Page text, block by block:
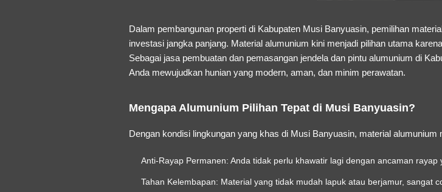
Dalam pembangunan properti di Kabupaten Musi Banyuasin, pemilihan
investasi jangka panjang. Material alumunium kini menjadi pilihan utama
Sebagai jasa pembuatan dan pemasangan jendela dan pintu alumunium di
Anda mewujudkan hunian yang modern, aman, dan minim perawatan.
Mengapa Alumunium Pilihan Tepat di Musi Banyuasin?
Dengan kondisi lingkungan yang khas di Musi Banyuasin, material
Anti-Rayap Permanen: Anda tidak perlu khawatir lagi dengan ancaman rayap
Tahan Kelembapan: Material yang tidak mudah lapuk atau berjamur, sangat